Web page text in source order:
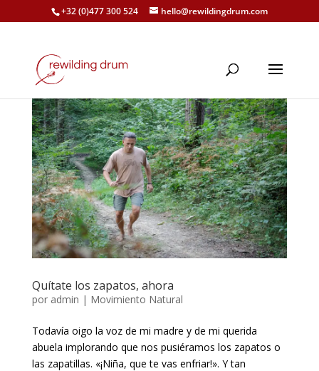
+32 (0)477 300 524 hello@rewildingdrum.com
Quítate los zapatos, ahora
por admin | Movimiento Natural
Todavía oigo la voz de mi madre y de mi querida
abuela implorando que nos pusiéramos los zapatos o
las zapatillas. «¡Niña, que te vas enfriar!». Y tan